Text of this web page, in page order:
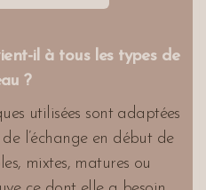
il à tous les types de
?
utilisées sont adaptées
l’échange en début de
mixtes, matures ou